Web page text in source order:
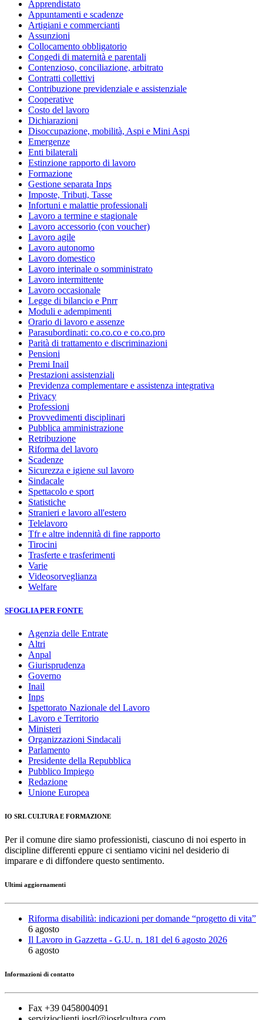
Apprendistato
Appuntamenti e scadenze
Artigiani e commercianti
Assunzioni
Collocamento obbligatorio
Congedi di maternità e parentali
Contenzioso, conciliazione, arbitrato
Contratti collettivi
Contribuzione previdenziale e assistenziale
Cooperative
Costo del lavoro
Dichiarazioni
Disoccupazione, mobilità, Aspi e Mini Aspi
Emergenze
Enti bilaterali
Estinzione rapporto di lavoro
Formazione
Gestione separata Inps
Imposte, Tributi, Tasse
Infortuni e malattie professionali
Lavoro a termine e stagionale
Lavoro accessorio (con voucher)
Lavoro agile
Lavoro autonomo
Lavoro domestico
Lavoro interinale o somministrato
Lavoro intermittente
Lavoro occasionale
Legge di bilancio e Pnrr
Moduli e adempimenti
Orario di lavoro e assenze
Parasubordinati: co.co.co e co.co.pro
Parità di trattamento e discriminazioni
Pensioni
Premi Inail
Prestazioni assistenziali
Previdenza complementare e assistenza integrativa
Privacy
Professioni
Provvedimenti disciplinari
Pubblica amministrazione
Retribuzione
Riforma del lavoro
Scadenze
Sicurezza e igiene sul lavoro
Sindacale
Spettacolo e sport
Statistiche
Stranieri e lavoro all'estero
Telelavoro
Tfr e altre indennità di fine rapporto
Tirocini
Trasferte e trasferimenti
Varie
Videosorveglianza
Welfare
SFOGLIA PER FONTE
Agenzia delle Entrate
Altri
Anpal
Giurisprudenza
Governo
Inail
Inps
Ispettorato Nazionale del Lavoro
Lavoro e Territorio
Ministeri
Organizzazioni Sindacali
Parlamento
Presidente della Repubblica
Pubblico Impiego
Redazione
Unione Europea
IO SRL CULTURA E FORMAZIONE
Per il comune dire siamo professionisti, ciascuno di noi esperto in
discipline differenti eppure ci sentiamo vicini nel desiderio di
imparare e di diffondere questo sentimento.
Ultimi aggiornamenti
Riforma disabilità: indicazioni per domande “progetto di vita”
6 agosto
Il Lavoro in Gazzetta - G.U. n. 181 del 6 agosto 2026
6 agosto
Informazioni di contatto
Fax +39 0458004091